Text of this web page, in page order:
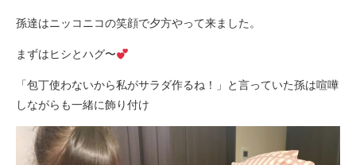
孫達はニッコニコの笑顔で夕方やって来ました。
まずはヒシとハグ〜
「包丁使わないから私がサラダ作るね！」と言っていた孫は喧嘩
しながらも一緒に飾り付け